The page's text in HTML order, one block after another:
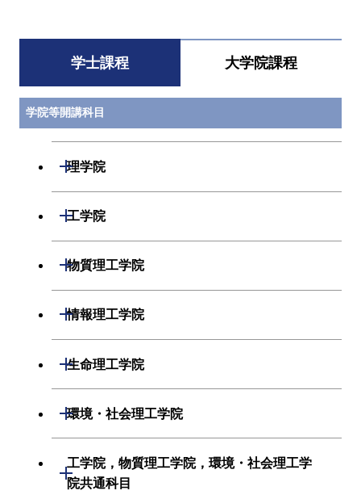
学士課程 大学院課程
学院等開講科目
理学院
開閉
化学系
初年次専門科目
創造プロセス科目
共通専門科目
工学院
開閉
機械系
電気電子系
経営工学系
初年次専門科目
物質理工学院
開閉
材料系
初年次専門科目
共通専門科目
情報理工学院
開閉
数理・計算科学系
初年次専門科目
創造プロセス科目
生命理工学院
開閉
生命理工学系
創造プロセス科目
環境・社会理工学院
開閉
建築学系
工学院，物質理工学院，環境・社会理工学
院共通科目
開閉